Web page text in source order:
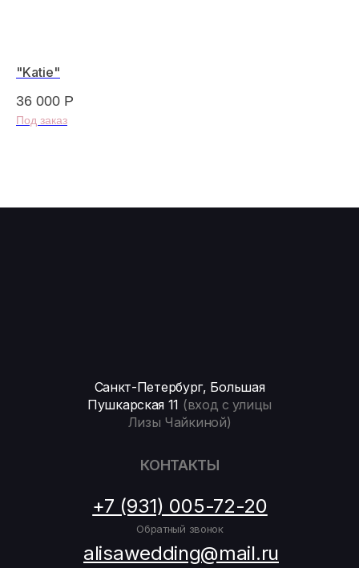
"Katie"
36 000 Р
КОНТАКТЫ
+7 (931) 005-72-20
Обратный звонок
alisawedding@mail.ru
Санкт-Петербург, Большая
Пушкарская 11 (вход с улицы
Лизы Чайкиной)